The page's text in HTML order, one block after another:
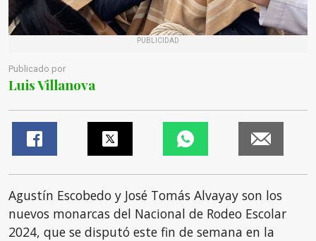
PUBLICIDAD
Publicado por
Luis Villanova
Agustín Escobedo y José Tomás Alvayay son los
nuevos monarcas del Nacional de Rodeo Escolar
2024, que se disputó este fin de semana en la